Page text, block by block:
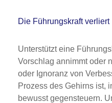
Die Führungskraft verliert
Unterstützt eine
Vorschlag annimmt oder
oder Ignoranz von
Prozess des Gehirns ist,
bewusst gegensteuern.